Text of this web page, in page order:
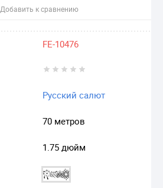
Добавить к сравнению
FE-10476
Русский салют
70 метров
1.75 дюйм